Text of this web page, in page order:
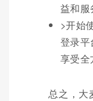
益和服
>开始
登录平
享受全
总之，大